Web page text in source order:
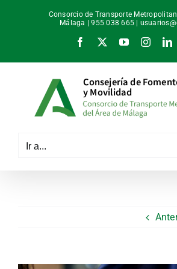
Consorcio de Transporte
Málaga | 955 038 665 |
Facebook
X YouTube
Ir a...